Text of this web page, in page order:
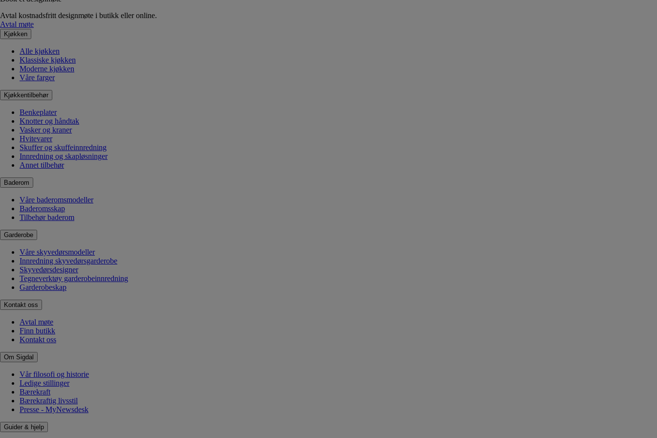
Avtal kostnadsfritt designmøte i butikk eller online.
Avtal møte
Kjøkken
Alle kjøkken
Klassiske kjøkken
Moderne kjøkken
Våre farger
Kjøkkentilbehør
Benkeplater
Knotter og håndtak
Vasker og kraner
Hvitevarer
Skuffer og skuffeinnredning
Innredning og skapløsninger
Annet tilbehør
Baderom
Våre baderomsmodeller
Baderomsskap
Tilbehør baderom
Garderobe
Våre skyvedørsmodeller
Innredning skyvedørsgarderobe
Skyvedørsdesigner
Tegneverktøy garderobeinnredning
Garderobeskap
Kontakt oss
Avtal møte
Finn butikk
Kontakt oss
Om Sigdal
Vår filosofi og historie
Ledige stillinger
Bærekraft
Bærekraftig livsstil
Presse - MyNewsdesk
Guider & hjelp